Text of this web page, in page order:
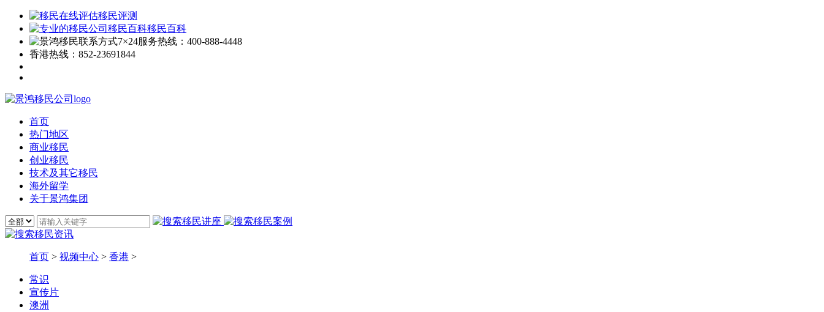
移民评测
移民百科
7×24服务热线： 400-888-4448
香港热线： 852-23691844
首页
热门地区
商业移民
创业移民
技术及其它移民
海外留学
关于景鸿集团
首页 > 视频中心 > 香港 >
常识
宣传片
澳洲